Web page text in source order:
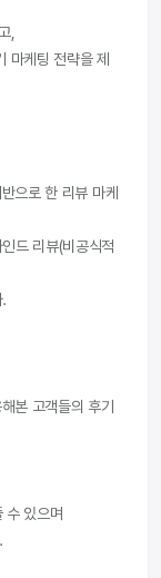
,
마케팅 전략을 제
으로 한 리뷰 마케
드 리뷰(비공식적
본 고객들의 후기
수 있으며